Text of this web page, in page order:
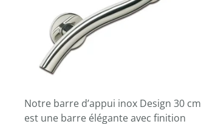
Notre barre d’appui inox Design 30 cm
est une barre élégante avec finition